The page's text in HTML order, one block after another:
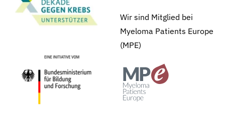
Wir sind Mitglied bei
Myeloma Patients Europe
(MPE)